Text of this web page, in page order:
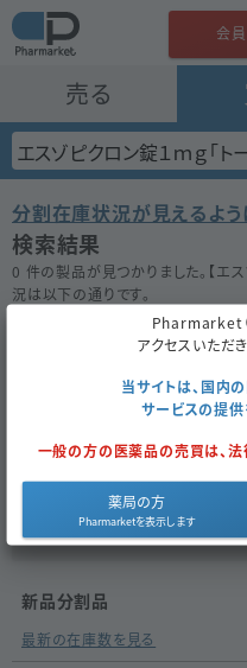
売る
会
分割在庫状況が見えるよう
検索結果
0 件の製品が見つかりました。【エ
況は以下の通りです。
在庫がない場合は★ボタンを押して
200件
エスゾピクロン錠１
お気に入り
内
服
医薬品種
別
新品分割品
最新の在庫数を見る
Pharmarket（
アクセスいただ
当サイトは、国内
サービスの提供
一般の方の医薬品の売買は、法
薬局の方